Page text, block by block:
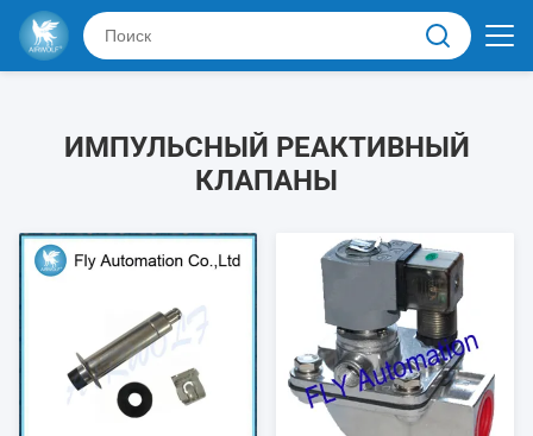
ИМПУЛЬСНЫЙ РЕАКТИВНЫЙ
КЛАПАНЫ